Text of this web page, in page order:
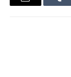
Tumblr
البريد